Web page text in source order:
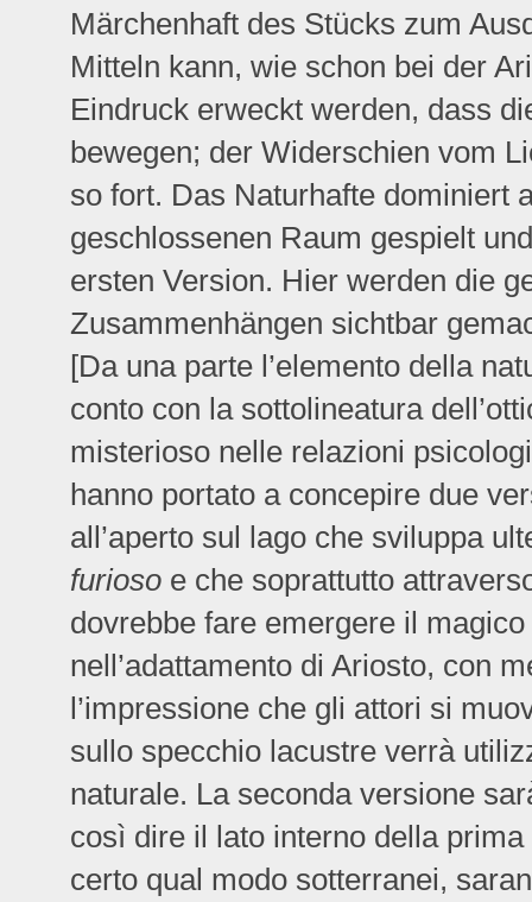
Märchenhaft des Stücks zum
Mitteln kann, wie schon bei der
Eindruck erweckt werden, dass
bewegen; der Widerschien vom
so fort. Das Naturhafte dominiert
geschlossenen Raum gespielt
ersten Version. Hier werden die
Zusammenhängen sichtbar
[Da una parte l’elemento della
conto con la sottolineatura
misterioso nelle relazioni
hanno portato a concepire due
all’aperto sul lago che sviluppa
furioso e che soprattutto
dovrebbe fare emergere il
nell’adattamento di Ariosto, con
l’impressione che gli attori si
sullo specchio lacustre verrà
naturale. La seconda versione
così dire il lato interno della
certo qual modo sotterranei,